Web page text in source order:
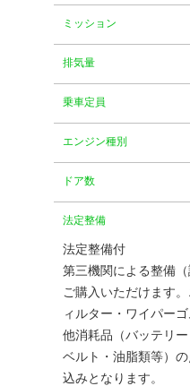
ミッション
排気量
乗車定員
エンジン種別
ドア数
法定整備
法定整備付
第三機関による整備
ご購入いただけます
ィルター・ワイパー
他消耗品（バッテリ
ベルト・油脂類等）
込みとなります。